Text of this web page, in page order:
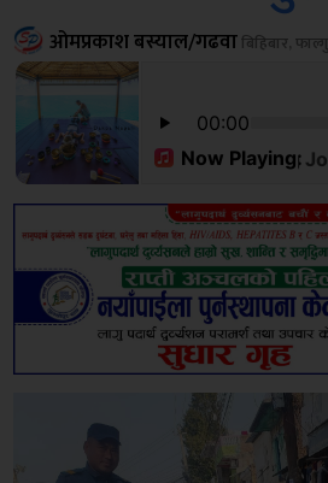
ओमप्रकाश बस्याल/गढवाबिहिबार,